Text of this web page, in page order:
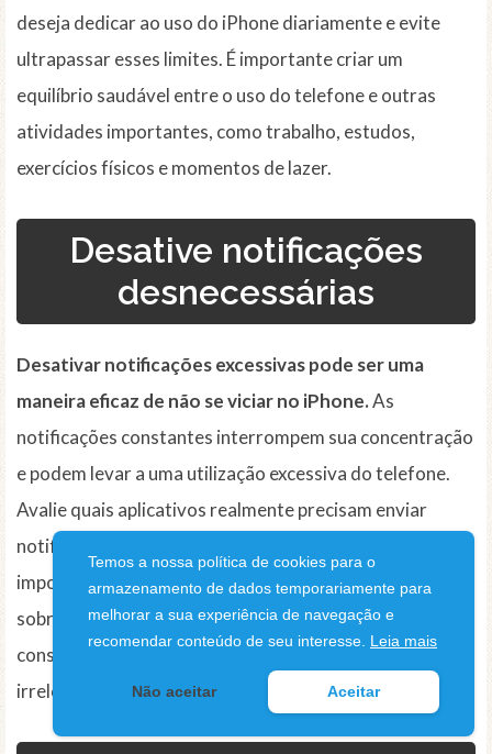
deseja dedicar ao uso do iPhone diariamente e evite
ultrapassar esses limites. É importante criar um
equilíbrio saudável entre o uso do telefone e outras
atividades importantes, como trabalho, estudos,
exercícios físicos e momentos de lazer.
Desative notificações
desnecessárias
Desativar notificações excessivas pode ser uma
maneira eficaz de não se viciar no iPhone.As
notificações constantes interrompem sua concentração
e podem levar a uma utilização excessiva do telefone.
Avalie quais aplicativos realmente precisam enviar
notificações e desative-as para aqueles que são menos
importantes. Dessa forma, você terá maior controle
sobre quando e como acessar seu iPhone, em vez de ser
constantemente interrompido por notificações
irrelevantes.
Temos a nossa política de cookies para o
armazenamento de dados temporariamente para
melhorar a sua experiência de navegação e
recomendar conteúdo de seu interesse. Leia mais
Não aceitar Aceitar